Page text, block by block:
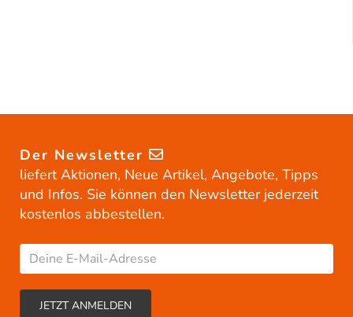
Der Newsletter
liefert Aktionen, Neue Artikel, Angebote, Tipps
und Infos. Sie können den Newsletter jederzeit
kostenlos abbestellen.